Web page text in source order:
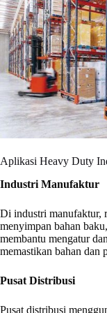
Aplikasi Heavy Duty
Industri Manufaktur
Di industri manufaktur,
menyimpan bahan
membantu mengatur
memastikan bahan dan
Pusat Distribusi
Pusat distribusi